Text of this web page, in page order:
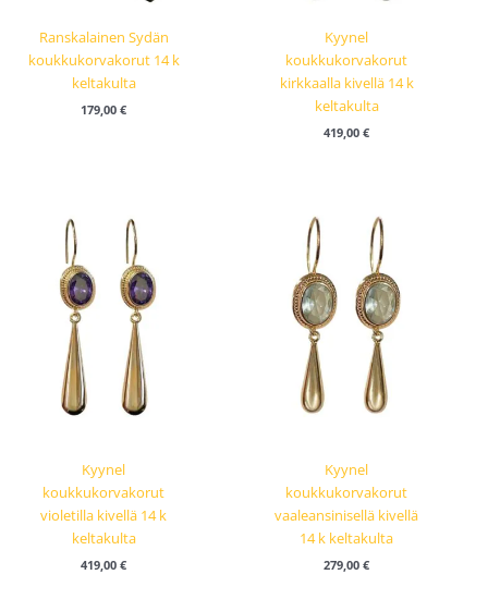
Ranskalainen Sydän
koukkukorvakorut 14 k
keltakulta
179,00 €
Kyynel
koukkukorvakorut
kirkkaalla kivellä 14 k
keltakulta
419,00 €
Kyynel
koukkukorvakorut
violetilla kivellä 14 k
keltakulta
419,00 €
Kyynel
koukkukorvakorut
vaaleansinisellä kivellä
14 k keltakulta
279,00 €